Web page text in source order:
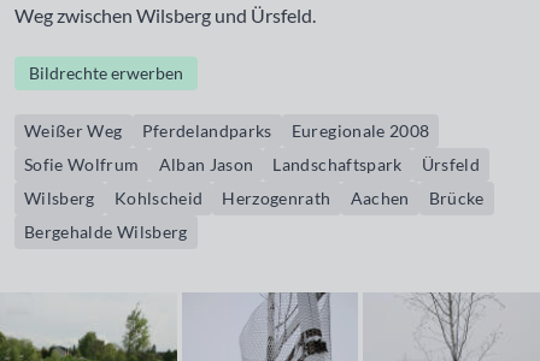
Weg zwischen Wilsberg und Ürsfeld.
Bildrechte erwerben
Weißer Weg Pferdelandparks
Euregionale 2008
Sofie Wolfrum
Alban Jason Landschaftspark
Ürsfeld
Wilsberg
Kohlscheid Herzogenrath Aachen
Brücke
Bergehalde Wilsberg